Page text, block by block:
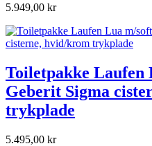
5.949,00 kr
Toiletpakke Laufen
Geberit Sigma
trykplade
5.495,00 kr